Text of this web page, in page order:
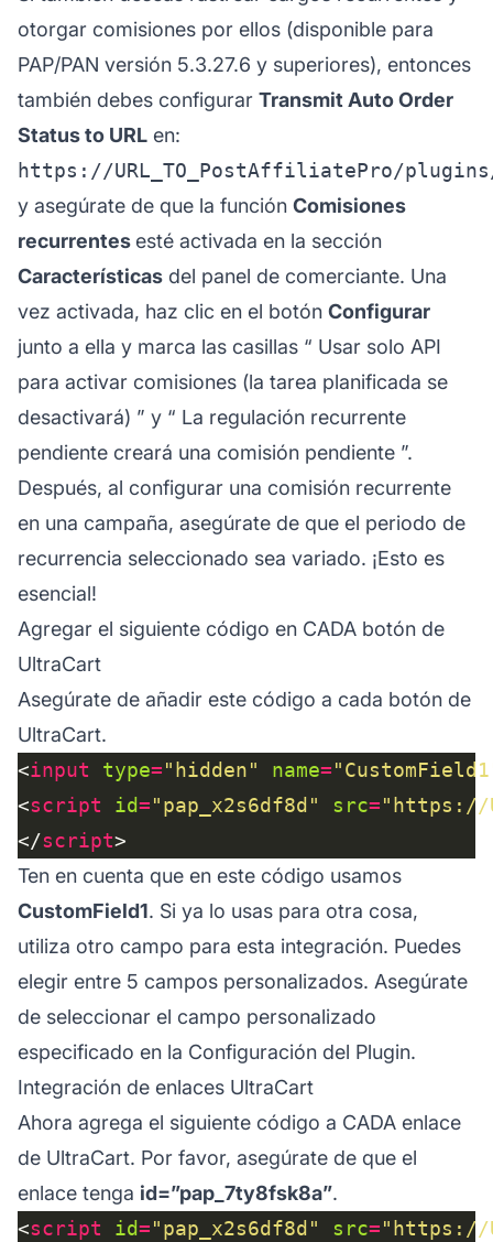
otorgar comisiones por ellos (disponible para
PAP/PAN versión 5.3.27.6 y superiores), entonces
también debes configurar Transmit Auto Order
Status to URL en:
y asegúrate de que la función Comisiones
recurrentes esté activada en la sección
Características del panel de comerciante. Una
vez activada, haz clic en el botón Configurar
junto a ella y marca las casillas “ Usar solo API
para activar comisiones (la tarea planificada se
desactivará) ” y “ La regulación recurrente
pendiente creará una comisión pendiente ”.
Después, al configurar una comisión recurrente
en una campaña, asegúrate de que el periodo de
recurrencia seleccionado sea variado. ¡Esto es
esencial!
Agregar el siguiente código en CADA botón de
UltraCart
Asegúrate de añadir este código a cada botón de
UltraCart.
<input type="hidden" name=
<script id="pap_x2s6df8d" src="https://
</script
Ten en cuenta que en este código usamos
CustomField1. Si ya lo usas para otra cosa,
utiliza otro campo para esta integración. Puedes
elegir entre 5 campos personalizados. Asegúrate
de seleccionar el campo personalizado
especificado en la Configuración del Plugin.
Integración de enlaces UltraCart
Ahora agrega el siguiente código a CADA enlace
de UltraCart. Por favor, asegúrate de que el
enlace tenga id=”pap_7ty8fsk8a”.
<script id="pap_x2s6df8d" src="https://